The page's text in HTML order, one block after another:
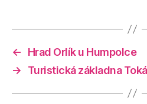
←
Hrad Orlík u Humpolce
→
Turistická základna